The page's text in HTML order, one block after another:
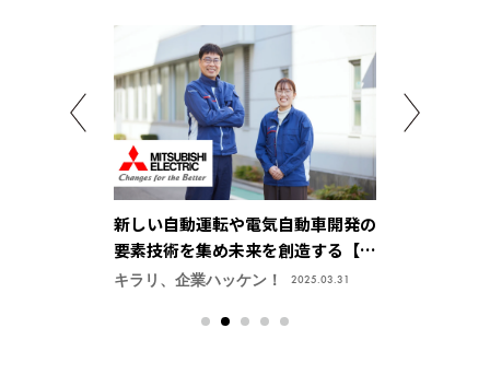
新しい自動運転や電気自動車開発の
要素技術を集め未来を創造する【三
菱電機株式会社・先進応用開発セン
キラリ、企業ハッケン！ 2025.03.31